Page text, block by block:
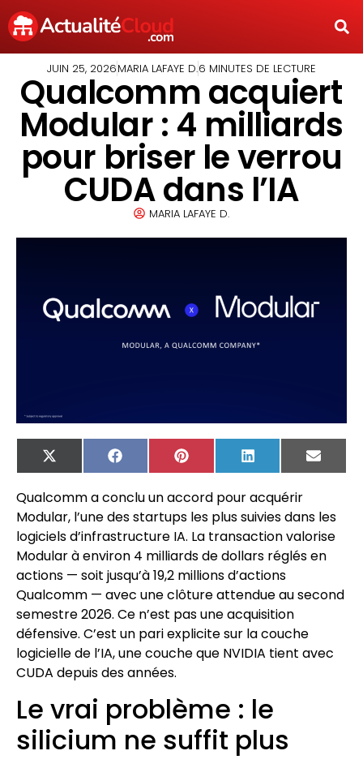
JUIN 25, 2026MARIA LAFAYE D.6 MINUTES DE LECTURE
Qualcomm acquiert
Modular : 4 milliards
pour briser le verrou
CUDA dans l’IA
MARIA LAFAYE D.
X
(Twitter)
FacebookPinterest LinkedIn
Email
Qualcomm a conclu un accord pour acquérir
Modular, l’une des startups les plus suivies dans les
logiciels d’infrastructure IA. La transaction valorise
Modular à environ 4 milliards de dollars réglés en
actions — soit jusqu’à 19,2 millions d’actions
Qualcomm — avec une clôture attendue au second
semestre 2026. Ce n’est pas une acquisition
défensive. C’est un pari explicite sur la couche
logicielle de l’IA, une couche que NVIDIA tient avec
CUDA depuis des années.
Le vrai problème : le
silicium ne suffit plus